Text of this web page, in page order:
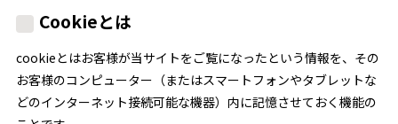
Cookieとは
cookieとはお客様が当サイトをご覧になったという情報を、その
お客様のコンピューター（またはスマートフォンやタブレットな
どのインターネット接続可能な機器）内に記憶させておく機能の